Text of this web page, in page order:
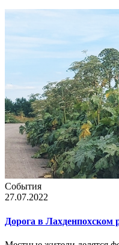
События
27.07.2022
Дорога в Лахденпохском